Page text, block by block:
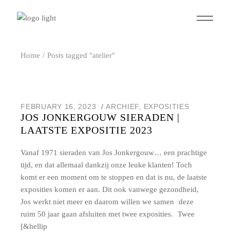
Home Posts tagged "atelier"
FEBRUARY 16, 2023 ARCHIEF EXPOSITIES
JOS JONKERGOUW SIERADEN |
LAATSTE EXPOSITIE 2023
Vanaf 1971 sieraden van Jos Jonkergouw… een prachtige
tijd, en dat allemaal dankzij onze leuke klanten! Toch
komt er een moment om te stoppen en dat is nu, de laatste
exposities komen er aan. Dit ook vanwege gezondheid,
Jos werkt niet meer en daarom willen we samen deze
ruim 50 jaar gaan afsluiten met twee exposities. Twee
[&hellip